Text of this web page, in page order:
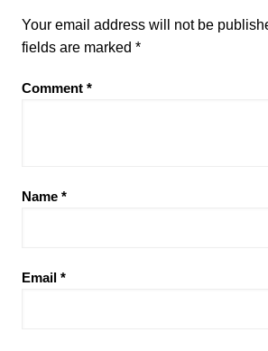
Your email address will not be
fields are marked *
Comment *
Name *
Email *